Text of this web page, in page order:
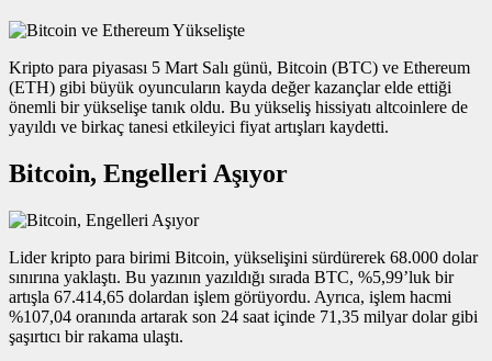
Kripto para piyasası 5 Mart Salı günü, Bitcoin (BTC) ve Ethereum
(ETH) gibi büyük oyuncuların kayda değer kazançlar elde ettiği
önemli bir yükselişe tanık oldu. Bu yükseliş hissiyatı altcoinlere de
yayıldı ve birkaç tanesi etkileyici fiyat artışları kaydetti.
Bitcoin, Engelleri Aşıyor
Lider kripto para birimi Bitcoin, yükselişini sürdürerek 68.000 dolar
sınırına yaklaştı. Bu yazının yazıldığı sırada BTC, %5,99’luk bir
artışla 67.414,65 dolardan işlem görüyordu. Ayrıca, işlem hacmi
%107,04 oranında artarak son 24 saat içinde 71,35 milyar dolar gibi
şaşırtıcı bir rakama ulaştı.